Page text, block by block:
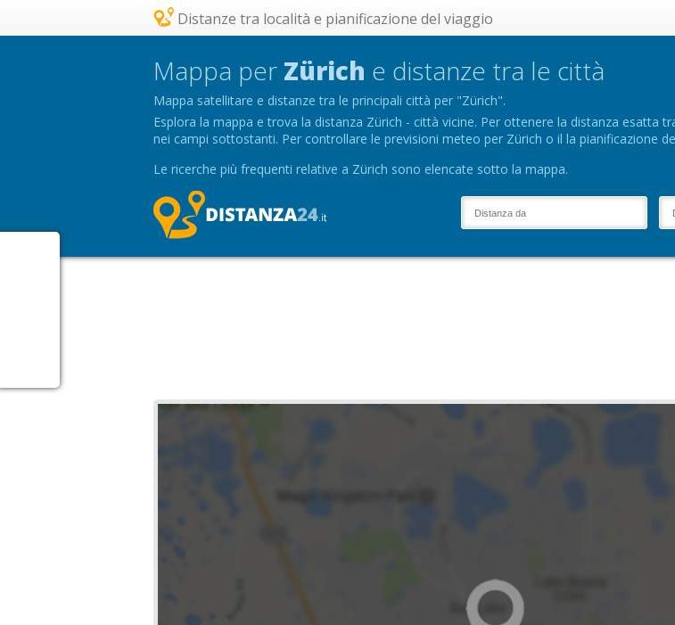
Distanze tra località e pianificazione del viaggio
Mappa per Zürich e distanze tra le città
Mappa satellitare e distanze tra le principali città per "Zürich".
Esplora la mappa e trova la distanza Zürich - città vicine. Per ottenere la distanza esatta
nei campi sottostanti. Per controllare le previsioni meteo per Zürich o il la pianificazione
Le ricerche più frequenti relative a Zürich sono elencate sotto la mappa.